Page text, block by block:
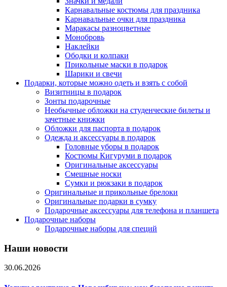
Карнавальные костюмы для праздника
Карнавальные очки для праздника
Маракасы разноцветные
Монобровь
Наклейки
Ободки и колпаки
Прикольные маски в подарок
Шарики и свечи
Подарки, которые можно одеть и взять с собой
Визитницы в подарок
Зонты подарочные
Необычные обложки на студенческие билеты и
зачетные книжки
Обложки для паспорта в подарок
Одежда и аксессуары в подарок
Головные уборы в подарок
Костюмы Кигуруми в подарок
Оригинальные аксессуары
Смешные носки
Сумки и рюкзаки в подарок
Оригинальные и прикольные брелоки
Оригинальные подарки в сумку
Подарочные аксессуары для телефона и планшета
Подарочные наборы
Подарочные наборы для специй
Наши новости
30.06.2026